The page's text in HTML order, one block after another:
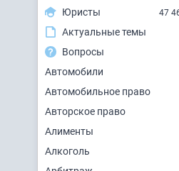
Юристы
47
Актуальные темы
Вопросы
Автомобили
Автомобильное право
Авторское право
Алименты
Алкоголь